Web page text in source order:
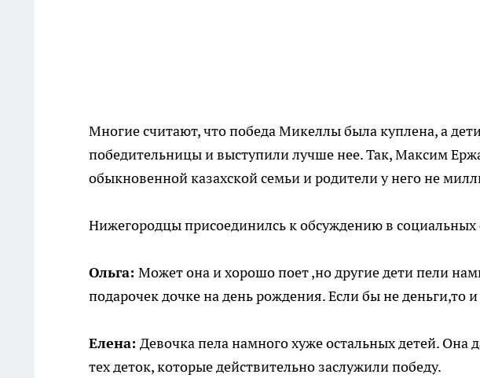
Многие считают, что победа Микеллы была куплена, а
победительницы и выступили лучше нее. Так, Максим
обыкновенной казахской семьи и родители у него не
Нижегородцы присоединилсь к обсуждению в социальных
Ольга: Может она и хорошо поет ,но другие дети пели
подарочек дочке на день рождения. Если бы не деньги,то
Елена: Девочка пела намного хуже остальных детей. Она
тех деток, которые действительно заслужили победу.